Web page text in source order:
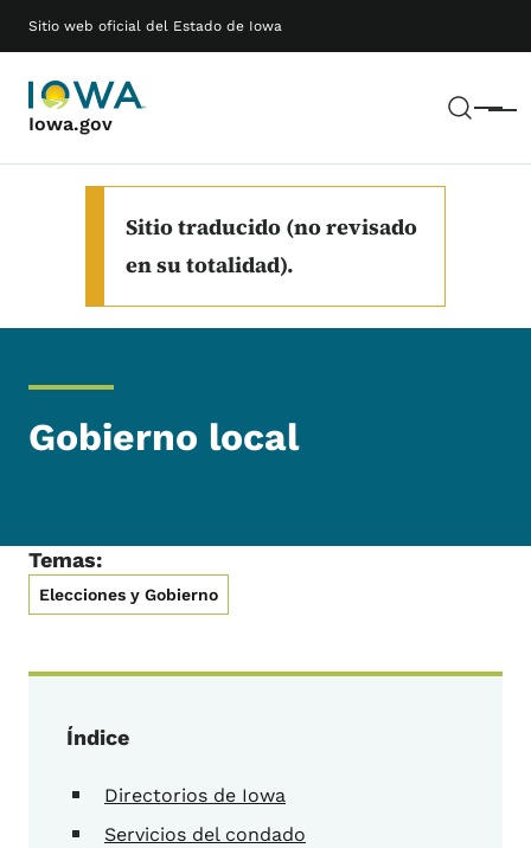
Sitio web oficial del Estado de Iowa
Iowa.gov Menú
Main navigation
Sitio traducido (no revisado
en su totalidad).
Gobierno local
Temas:
Elecciones y Gobierno
Índice
Directorios de Iowa
Servicios del condado